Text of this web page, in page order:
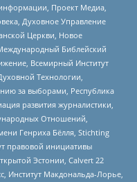
Проект Медиа,
Духовное Управление
Церкви, Новое
Библейский
Всемирный Институт
Технологии,
за выборами, Республика
развития журналистики,
Отношений,
Генриха Бёлля, Stichting
правовой инициативы
Эстонии, Calvert 22
Институт Макдональда-Лорье,